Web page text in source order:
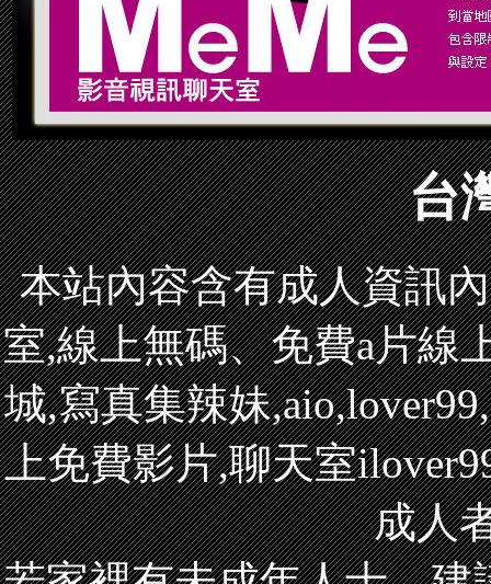
台
本站內容含有成人資訊
室,線上無碼、免費a片線
城,寫真集辣妹
上免費影片,聊天室
成人